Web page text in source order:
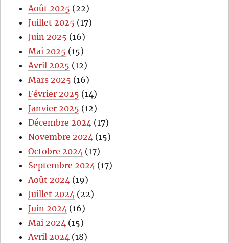
Août 2025 (22)
Juillet 2025 (17)
Juin 2025 (16)
Mai 2025 (15)
Avril 2025 (12)
Mars 2025 (16)
Février 2025 (14)
Janvier 2025 (12)
Décembre 2024 (17)
Novembre 2024 (15)
Octobre 2024 (17)
Septembre 2024 (17)
Août 2024 (19)
Juillet 2024 (22)
Juin 2024 (16)
Mai 2024 (15)
Avril 2024 (18)